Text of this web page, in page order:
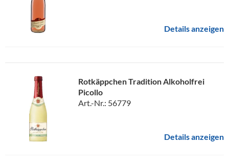
Details anzeigen
Rotkäppchen Tradition Alkoholfrei
Picollo
Art.-Nr.: 56779
Details anzeigen